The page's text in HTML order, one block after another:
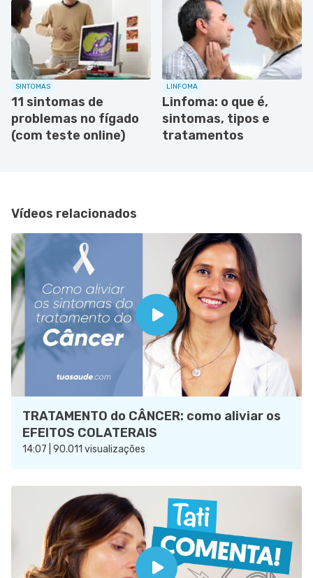
SINTOMAS
11 sintomas de
problemas no fígado
(com teste online)
LINFOMA
Linfoma: o que é,
sintomas, tipos e
tratamentos
Vídeos relacionados
TRATAMENTO do CÂNCER: como aliviar os
EFEITOS COLATERAIS
14:07 | 90.011 visualizações